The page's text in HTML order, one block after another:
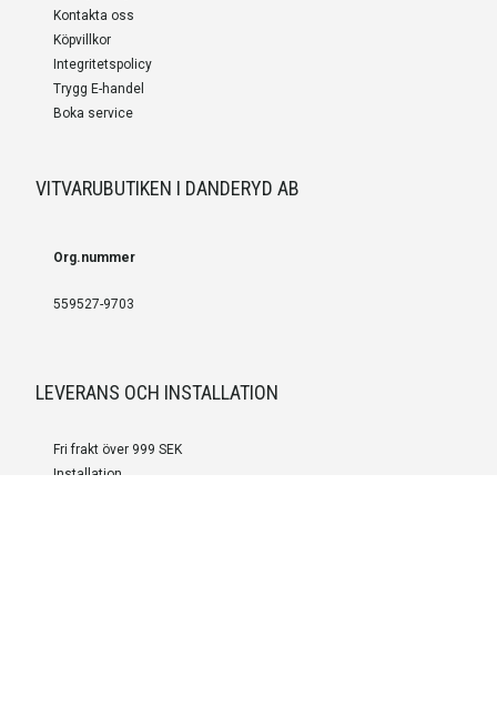
Kontakta oss
Köpvillkor
Integritetspolicy
Trygg E-handel
Boka service
VITVARUBUTIKEN I DANDERYD AB
Org.nummer
559527-9703
LEVERANS OCH INSTALLATION
Fri frakt över 999 SEK
Installation